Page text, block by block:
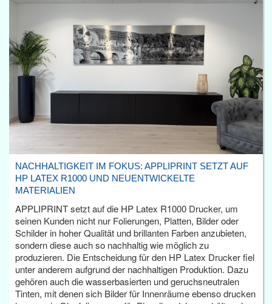
NACHHALTIGKEIT IM FOKUS: APPLIPRINT SETZT AUF
HP LATEX R1000 UND NEUENTWICKELTE
MATERIALIEN
APPLIPRINT setzt auf die HP Latex R1000 Drucker, um
seinen Kunden nicht nur Folierungen, Platten, Bilder oder
Schilder in hoher Qualität und brillanten Farben anzubieten,
sondern diese auch so nachhaltig wie möglich zu
produzieren. Die Entscheidung für den HP Latex Drucker fiel
unter anderem aufgrund der nachhaltigen Produktion. Dazu
gehören auch die wasserbasierten und geruchsneutralen
Tinten, mit denen sich Bilder für Innenräume ebenso drucken